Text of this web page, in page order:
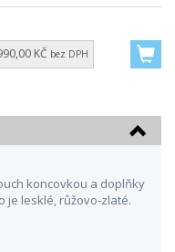
KČ bez DPH
koncovkou a doplňky
je lesklé, růžovo-zlaté.